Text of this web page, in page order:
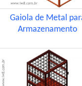
Gaiola de Metal
Armazenamento